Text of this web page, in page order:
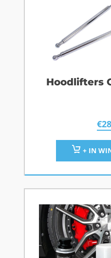
Hoodlifters
€
+ IN